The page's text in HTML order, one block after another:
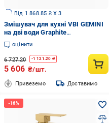
Від 1 868.85 ₴ X 3
Змішувач для кухні VBI GEMINI
на дві води Graphite
(2958591513)
оцінити
6 727.20 -1 121.20 ₴
5 606 ₴/шт.
Привеземо Доставимо